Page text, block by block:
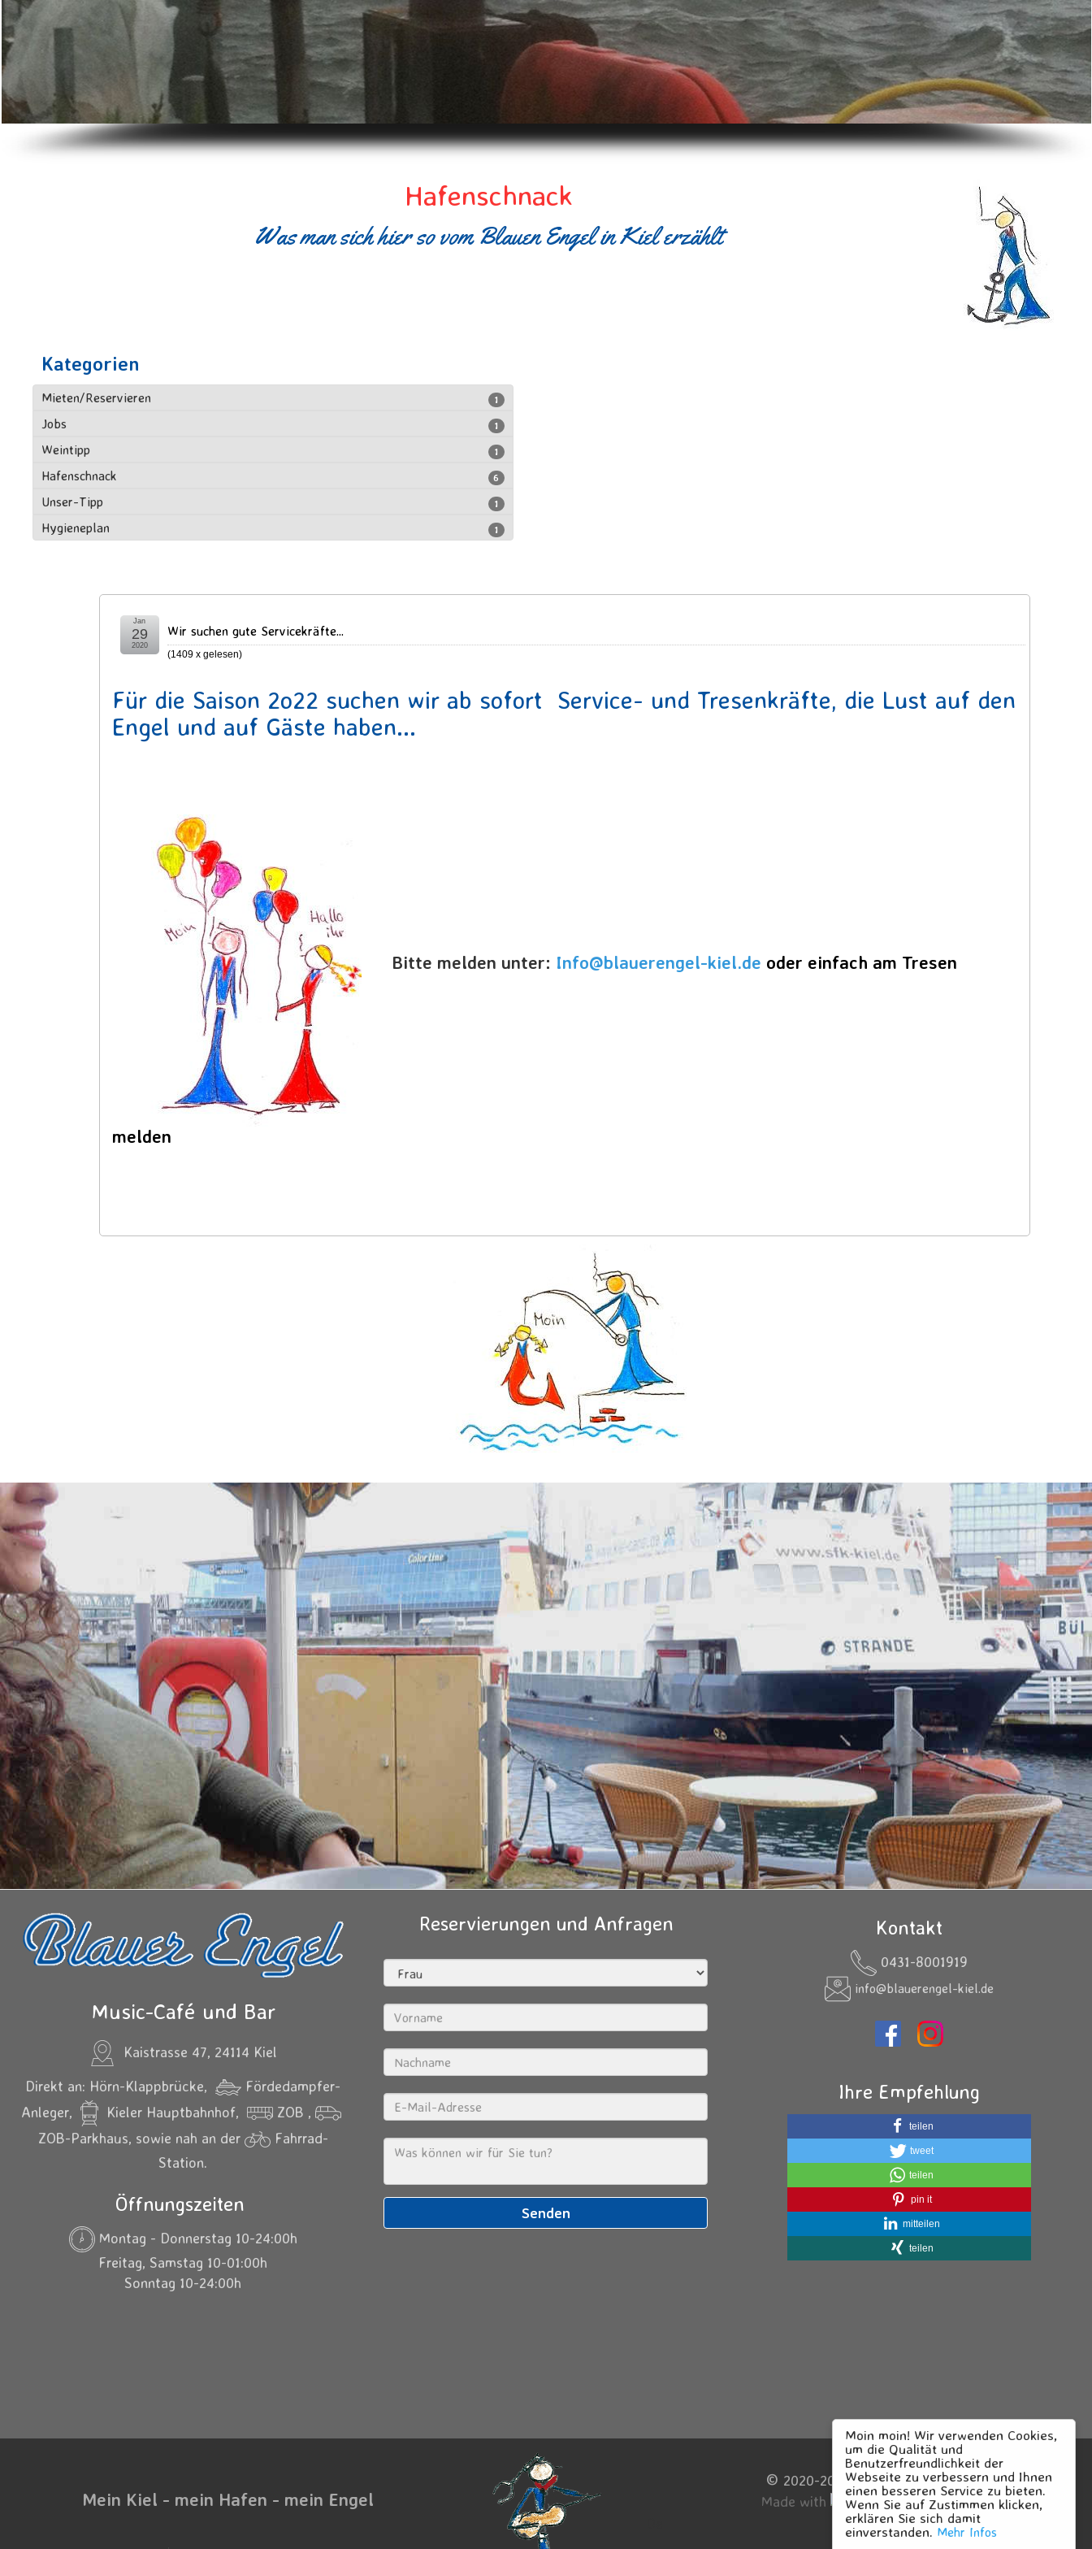
Moin moin! Wir verwenden Cookies,
um die Qualität und
Benutzerfreundlichkeit der
Webseite zu verbessern und Ihnen
einen besseren Service zu bieten.
Wenn Sie auf Zustimmen klicken,
erklären Sie sich damit
einverstanden. Mehr Infos
Hafenschnack
Was man sich hier so vom Blauen Engel in Kiel erzählt
Kategorien
1
Mieten/Reservieren
1
Jobs
1
Weintipp
6
Hafenschnack
1
Unser-Tipp
1
Hygieneplan
Wir suchen gute Servicekräfte...
(1409 x gelesen)
Jan
29
2020
Für die Saison 2o22 suchen wir ab sofort Service- und Tresenkräfte, die Lust auf den
Engel und auf Gäste haben...
Bitte melden unter: Info@blauerengel-kiel.de oder einfach am Tresen
melden
Music-Café und Bar
Kaistrasse 47, 24114 Kiel
Direkt an: Hörn-Klappbrücke,
Fördedampfer-
Anleger,
Kieler Hauptbahnhof,
ZOB ,
ZOB-Parkhaus, sowie nah an der
Fahrrad-
Station.
Öffnungszeiten
Montag - Donnerstag 10-24:00h
Freitag, Samstag 10-01:00h
Sonntag 10-24:00h
Reservierungen und Anfragen Kontakt
0431-8001919
info@blauerengel-kiel.de
Ihre Empfehlung
teilen
tweet
teilen
pin it
mitteilen
teilen
Mein Kiel - mein Hafen - mein Engel
3
© 2020-2024 Blauer Engel Kiel
Made with
byArwed Grön